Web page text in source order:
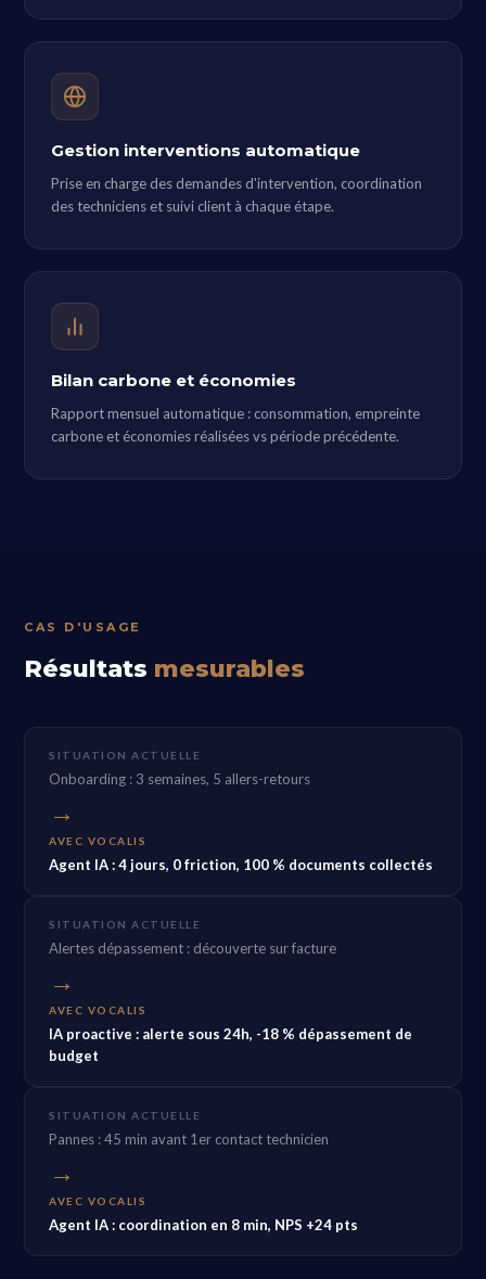
Gestion interventions automatique
Prise en charge des demandes d'intervention, coordination
des techniciens et suivi client à chaque étape.
Bilan carbone et économies
Rapport mensuel automatique : consommation, empreinte
carbone et économies réalisées vs période précédente.
CAS D'USAGE
Résultats mesurables
SITUATION ACTUELLE
Onboarding : 3 semaines, 5 allers-retours
→
AVEC VOCALIS
Agent IA : 4 jours, 0 friction, 100 % documents collectés
SITUATION ACTUELLE
Alertes dépassement : découverte sur facture
→
AVEC VOCALIS
IA proactive : alerte sous 24h, -18 % dépassement de
budget
SITUATION ACTUELLE
Pannes : 45 min avant 1er contact technicien
→
AVEC VOCALIS
Agent IA : coordination en 8 min, NPS +24 pts